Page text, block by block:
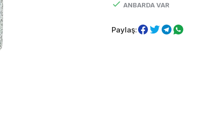
ANBARDA VAR
Paylaş: